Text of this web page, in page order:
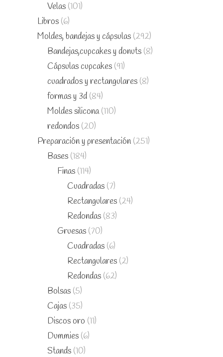
Velas (101)
Libros (6)
Moldes, bandejas y cápsulas (292)
Bandejas,cupcakes y donuts (8)
Cápsulas cupcakes (91)
cuadrados y rectangulares (8)
formas y 3d (84)
Moldes silicona (110)
redondos (20)
Preparación y presentación (251)
Bases (184)
Finas (114)
Cuadradas (7)
Rectangulares (24)
Redondas (83)
Gruesas (70)
Cuadradas (6)
Rectangulares (2)
Redondas (62)
Bolsas (5)
Cajas (35)
Discos oro (11)
Dummies (6)
Stands (10)